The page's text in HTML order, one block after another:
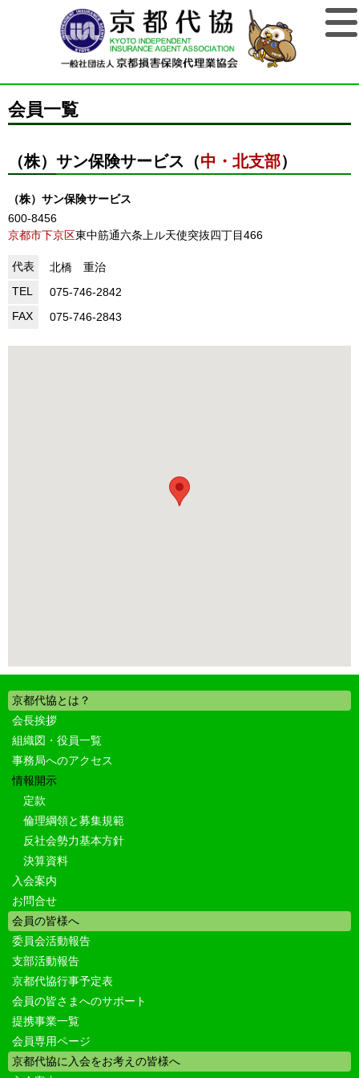
会員一覧
（株）サン保険サービス（中・北支部）
（株）サン保険サービス
600-8456
京都市下京区東中筋通六条上ル天使突抜四丁目466
代表
北橋 重治
TEL
075-746-2842
FAX
075-746-2843
京都代協とは？
会長挨拶
組織図・役員一覧
事務局へのアクセス
情報開示
定款
倫理綱領と募集規範
反社会勢力基本方針
決算資料
入会案内
お問合せ
会員の皆様へ
委員会活動報告
支部活動報告
京都代協行事予定表
会員の皆さまへのサポート
提携事業一覧
会員専用ページ
京都代協に入会をお考えの皆様へ